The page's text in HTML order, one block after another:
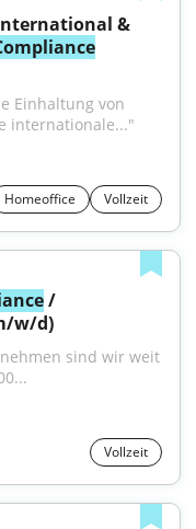
&
internationale..."
Homeoffice Vollzeit
/
w/d)
sind wir weit
Vollzeit